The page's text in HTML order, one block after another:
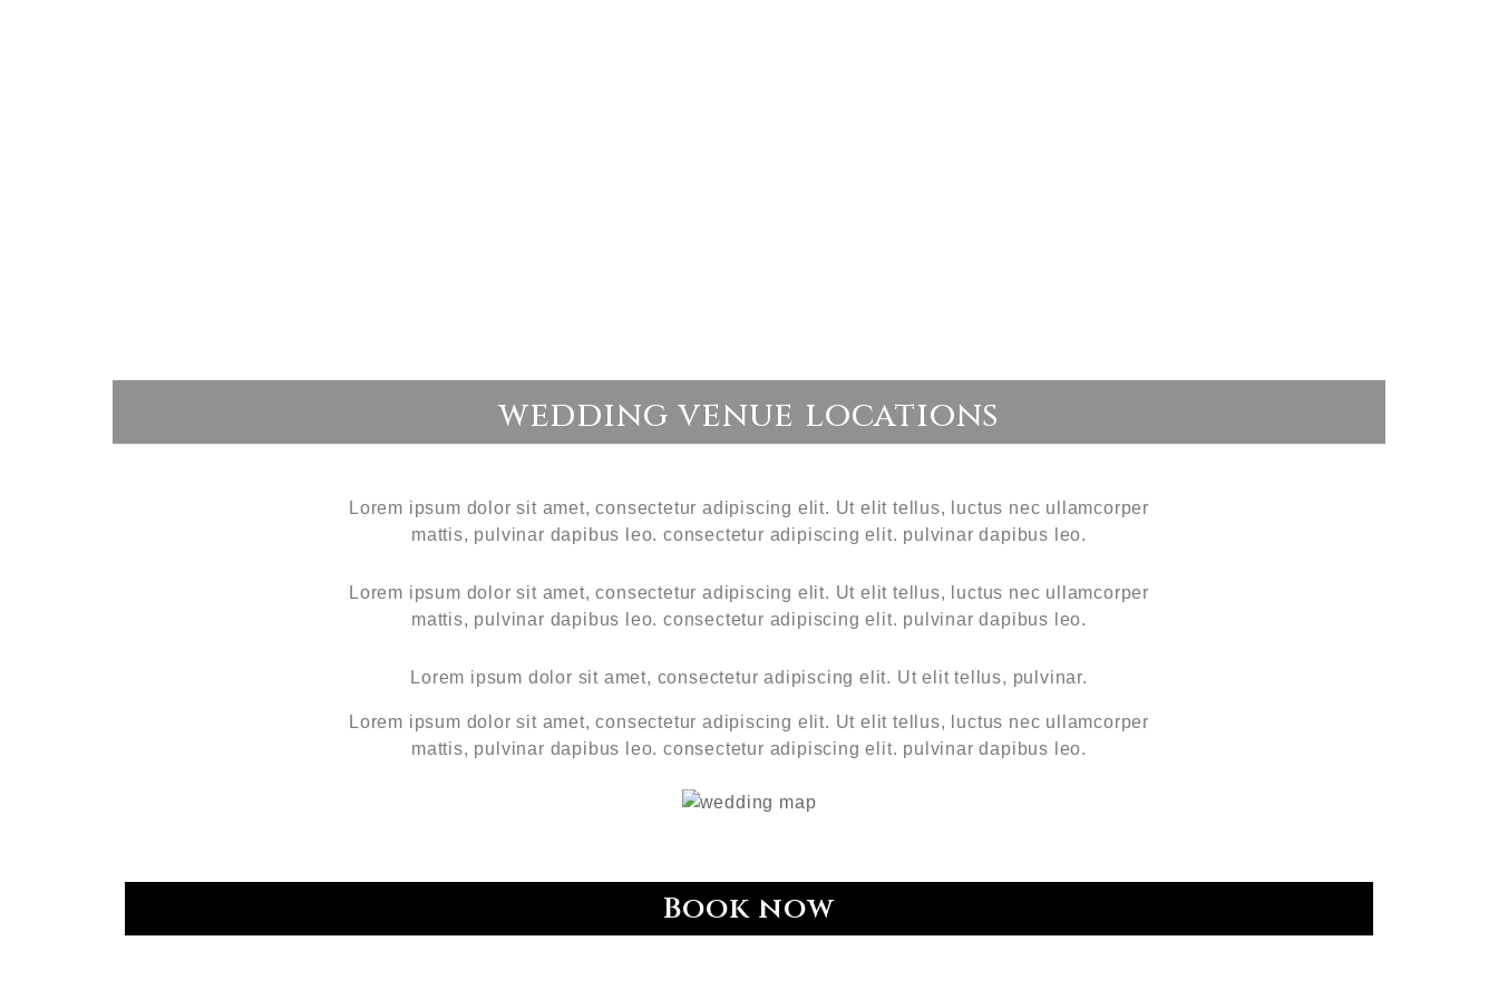
wedding venue locations
Lorem ipsum dolor sit amet, consectetur adipiscing elit. Ut elit tellus, luctus nec ullamcorper
mattis, pulvinar dapibus leo. consectetur adipiscing elit. pulvinar dapibus leo.
Lorem ipsum dolor sit amet, consectetur adipiscing elit. Ut elit tellus, luctus nec ullamcorper
mattis, pulvinar dapibus leo. consectetur adipiscing elit. pulvinar dapibus leo.
Lorem ipsum dolor sit amet, consectetur adipiscing elit. Ut elit tellus, pulvinar.
Lorem ipsum dolor sit amet, consectetur adipiscing elit. Ut elit tellus, luctus nec ullamcorper
mattis, pulvinar dapibus leo. consectetur adipiscing elit. pulvinar dapibus leo.
Book now